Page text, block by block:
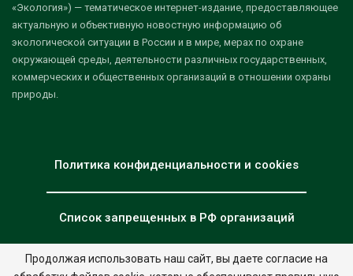
«Экология») — тематическое интернет-издание, предоставляющее
актуальную и объективную новостную информацию об
экологической ситуации в России и в мире, мерах по охране
окружающей среды, деятельности различных государственных,
коммерческих и общественных организаций в отношении охраны
природы.
Политика конфиденциальности и cookies
Список запрещенных в РФ организаций
Продолжая использовать наш сайт, вы даете согласие на